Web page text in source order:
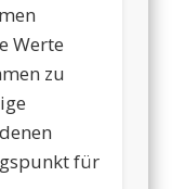
Werte
zu
für